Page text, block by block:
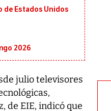
de Estados Unidos
2026
julio televisores
de EIE, indicó que